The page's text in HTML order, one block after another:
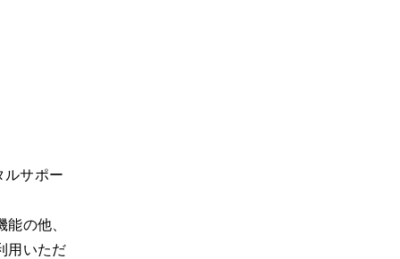
ルサポー
の他、
用いただ